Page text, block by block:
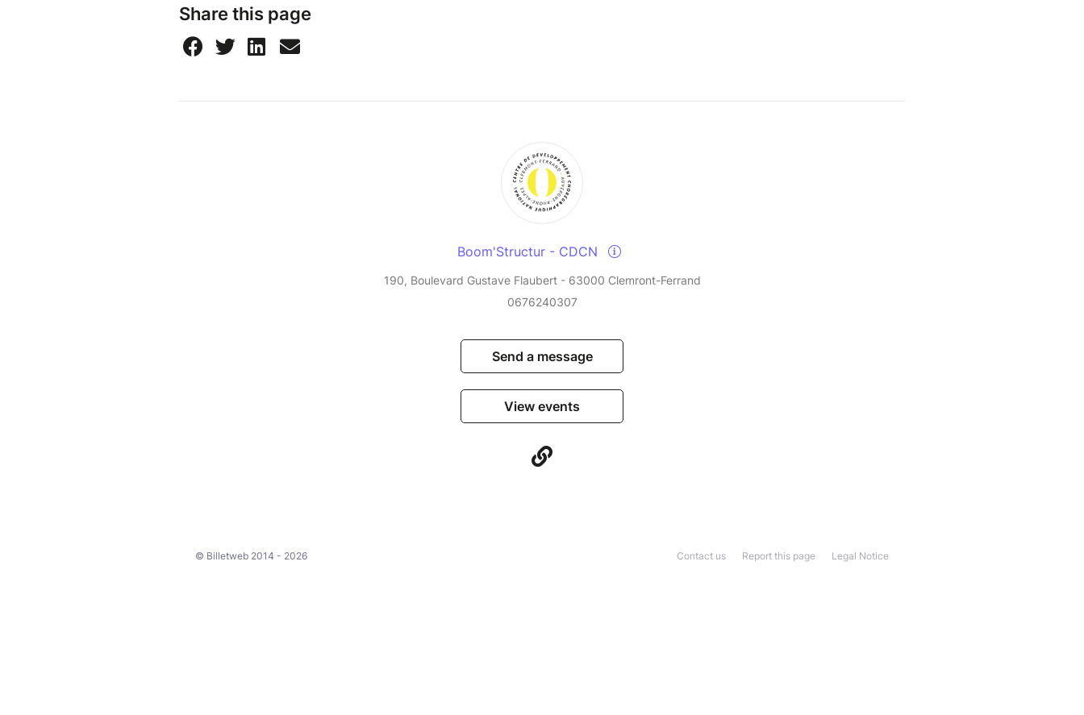
Share this page
Boom'Structur - CDCN
190, Boulevard Gustave Flaubert - 63000 Clemront-Ferrand
0676240307
Send a message
View events
© Billetweb 2014 - 2026 Legal Notice
Report this page
Contact us